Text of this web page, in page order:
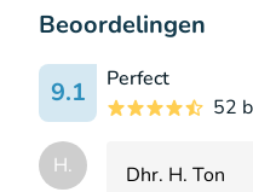
Beoordelingen
9.1
Perfect
52
H. Dhr. H. Ton